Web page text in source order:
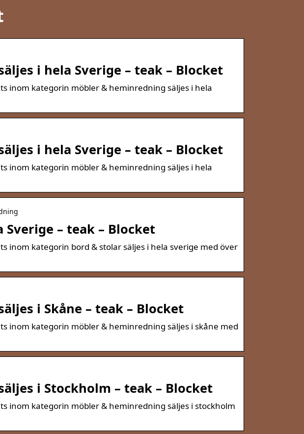
i hela Sverige – teak – Blocket
inom kategorin möbler & heminredning säljes i hela
i hela Sverige – teak – Blocket
inom kategorin möbler & heminredning säljes i hela
– teak – Blocket
inom kategorin bord & stolar säljes i hela sverige med över
i Skåne – teak – Blocket
inom kategorin möbler & heminredning säljes i skåne med
i Stockholm – teak – Blocket
inom kategorin möbler & heminredning säljes i stockholm